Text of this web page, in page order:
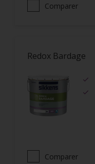
Comparer
Redox Bardage
Comparer